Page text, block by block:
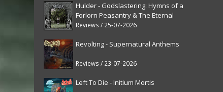
Hulder - Godslastering: Hymns of a
Forlorn Peasantry & The Eternal
Fanfare [reissue]
Reviews / 25-07-2026
Revolting - Supernatural Anthems
Reviews / 23-07-2026
Left To Die - Initium Mortis